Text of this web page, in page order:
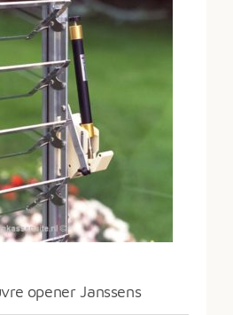
opener Janssens